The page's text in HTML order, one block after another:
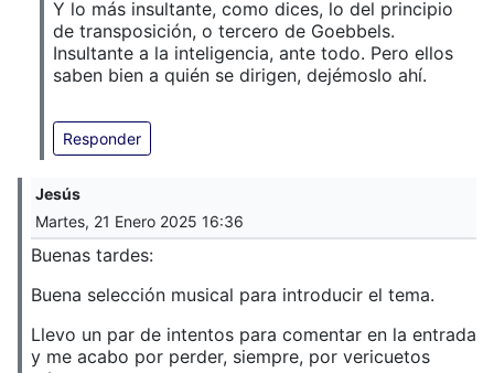
Y lo más insultante, como dices, lo del principio
de transposición, o tercero de Goebbels.
Insultante a la inteligencia, ante todo. Pero ellos
saben bien a quién se dirigen, dejémoslo ahí.
Responder
Jesús
Martes, 21 Enero 2025 16:36
Buenas tardes:
Buena selección musical para introducir el tema.
Llevo un par de intentos para comentar en la entrada
y me acabo por perder, siempre, por vericuetos